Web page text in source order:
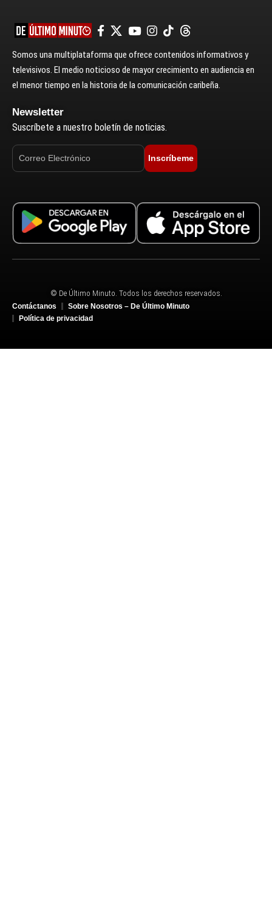
Somos una multiplataforma que ofrece contenidos informativos y
televisivos. El medio noticioso de mayor crecimiento en audiencia en
el menor tiempo en la historia de la comunicación caribeña.
Newsletter
Suscríbete a nuestro boletín de noticias.
Inscríbeme
© De Último Minuto. Todos los derechos reservados.
Contáctanos
Sobre Nosotros – De Último Minuto
Política de privacidad